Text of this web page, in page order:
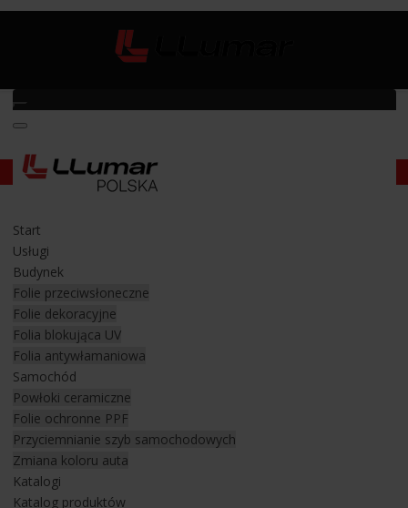
Start
Usługi
Budynek
Folie przeciwsłoneczne
Folie dekoracyjne
Folia blokująca UV
Folia antywłamaniowa
Samochód
Powłoki ceramiczne
Folie ochronne PPF
Przyciemnianie szyb samochodowych
Zmiana koloru auta
Katalogi
Katalog produktów
Ochrona lakieru samochodowego
Do naszegoCentrum Folii Samochodowych w Rzeszowie
(ul. 9 Dywizji Piechoty 79) trafił wyjątkowy samochód klasy
najwyższej,Mercedes-Maybach S
będąca symbolem komfortu, elegancji i prestiżu, została
poddana kompleksowemu procesowi zabezpieczenia lakieru i
wnętrza, aby zachować swój nieskazitelny wygląd oraz
Pełna ochrona nadwozia folią ochronną